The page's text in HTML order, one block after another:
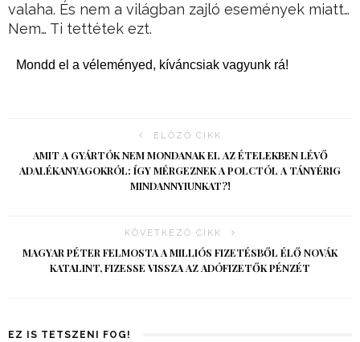
valaha. És nem a világban zajló események miatt…
Nem… Ti tettétek ezt.
Mondd el a véleményed, kíváncsiak vagyunk rá!
ELŐZŐ CIKK
AMIT A GYÁRTÓK NEM MONDANAK EL AZ ÉTELEKBEN LÉVŐ
ADALÉKANYAGOKRÓL: ÍGY MÉRGEZNEK A POLCTÓL A TÁNYÉRIG
MINDANNYIUNKAT?!
KÖVETKEZŐ CIKK
MAGYAR PÉTER FELMOSTA A MILLIÓS FIZETÉSBŐL ÉLŐ NOVÁK
KATALINT, FIZESSE VISSZA AZ ADÓFIZETŐK PÉNZÉT
EZ IS TETSZENI FOG!